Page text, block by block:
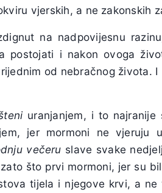
vjerskih, a ne zakonskih
na nadpovijesnu
postojati i nakon ovoga
od nebračnog života.
uranjanjem, i to najranije
jer mormoni ne vjeruju
večeru slave svake
što prvi mormoni, jer su
tijela i njegove krvi, a